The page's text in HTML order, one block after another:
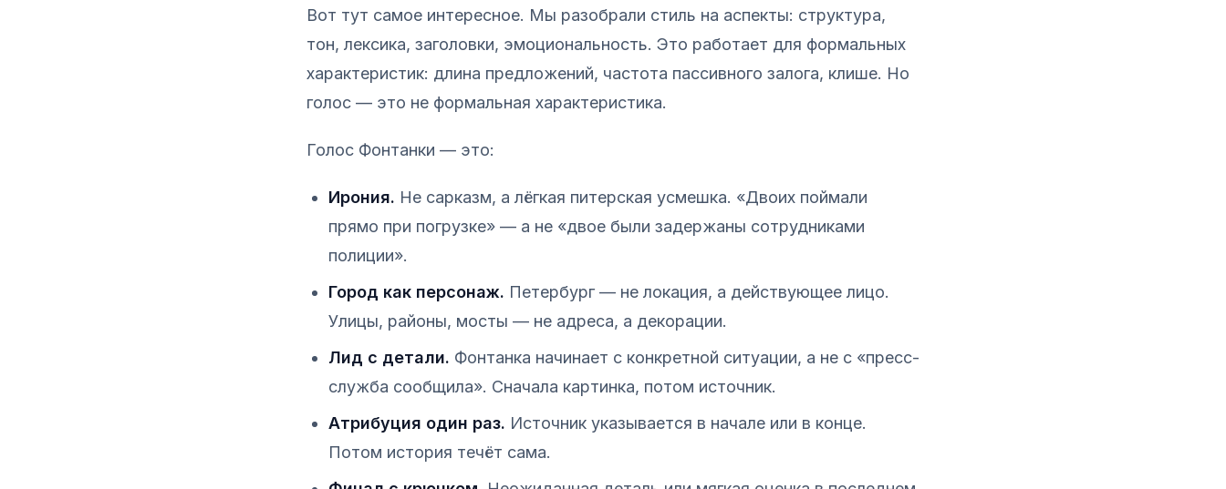
Вот тут самое интересное. Мы разобрали стиль на аспекты: структура,
тон, лексика, заголовки, эмоциональность. Это работает для формальных
характеристик: длина предложений, частота пассивного залога, клише. Но
голос — это не формальная характеристика.
Голос Фонтанки — это:
Ирония. Не сарказм, а лёгкая питерская усмешка. «Двоих поймали
прямо при погрузке» — а не «двое были задержаны сотрудниками
полиции».
Город как персонаж. Петербург — не локация, а действующее лицо.
Улицы, районы, мосты — не адреса, а декорации.
Лид с детали. Фонтанка начинает с конкретной ситуации, а не с «пресс-
служба сообщила». Сначала картинка, потом источник.
Атрибуция один раз. Источник указывается в начале или в конце.
Потом история течёт сама.